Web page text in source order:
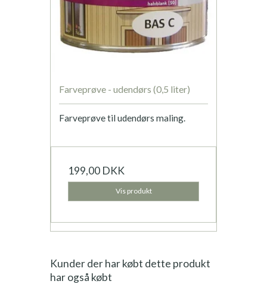
Farveprøve - udendørs (0,5 liter)
Farveprøve til udendørs maling.
199,00 DKK
Vis produkt
Kunder der har købt dette produkt
har også købt